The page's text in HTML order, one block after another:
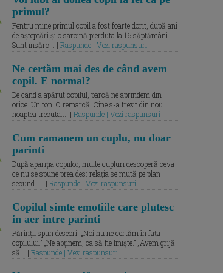
primul?
Pentru mine primul copil a fost foarte dorit, după ani
de așteptări și o sarcină pierduta la 16 săptămâni.
Sunt însărc... | Raspunde | Vezi raspunsuri
Ne certăm mai des de când avem
copil. E normal?
De când a apărut copilul, parcă ne aprindem din
orice. Un ton. O remarcă. Cine s-a trezit din nou
noaptea trecuta.... | Raspunde | Vezi raspunsuri
Cum ramanem un cuplu, nu doar
parinti
După apariția copiilor, multe cupluri descoperă ceva
ce nu se spune prea des: relația se mută pe plan
secund. ... | Raspunde | Vezi raspunsuri
Copilul simte emotiile care plutesc
in aer intre parinti
Părinții spun deseori: „Noi nu ne certăm în fața
copilului.” „Ne abținem, ca să fie liniște.” „Avem grijă
să... | Raspunde | Vezi raspunsuri